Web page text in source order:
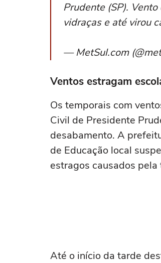
Prudente (SP).
vidraças e até virou
— MetSul.com
Ventos estragam
Os temporais com
Civil de Presidente
desabamento. A
de Educação local
estragos causados
Até o início da tarde